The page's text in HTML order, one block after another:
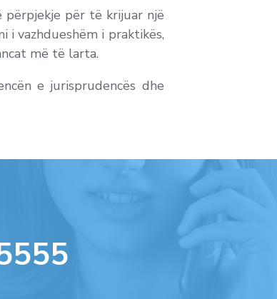
përpjekje për të krijuar një
i vazhdueshëm i praktikës,
më të larta.
e jurisprudencës dhe